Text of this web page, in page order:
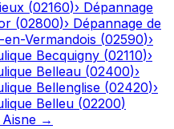
(02160)› Dépannage
(02800)› Dépannage de
en-Vermandois (02590)›
Becquigny (02110)›
Belleau (02400)›
Bellenglise (02420)›
Belleu (02200)
Aisne →